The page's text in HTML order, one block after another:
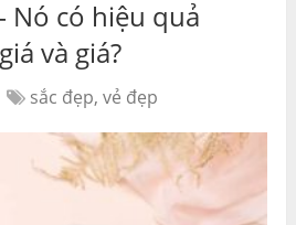
Nó có hiệu quả
và giá?
sắc đẹp, vẻ đẹp